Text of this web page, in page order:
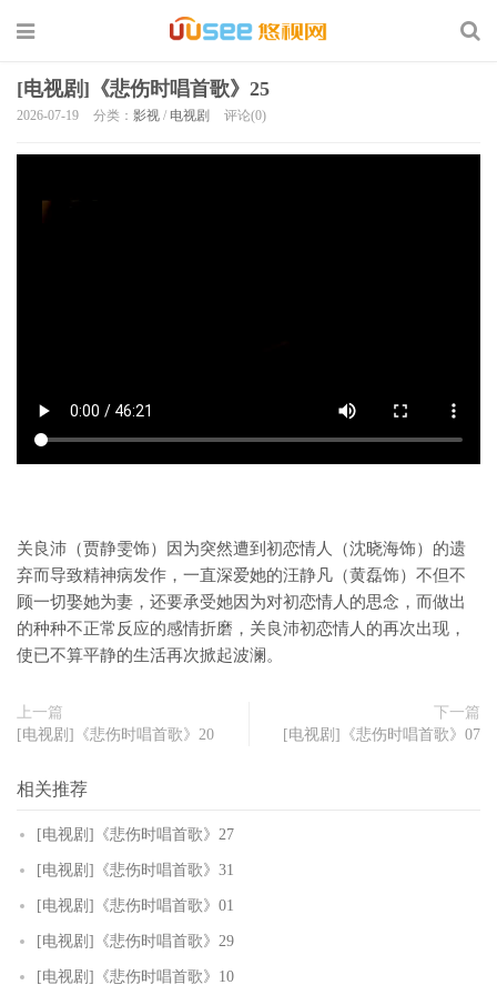
[电视剧]《悲伤时唱首歌》25
2026-07-19 分类： 影视 / 电视剧 评论(0)
关良沛（贾静雯饰）因为突然遭到初恋情人（沈晓海饰）的遗
弃而导致精神病发作，一直深爱她的汪静凡（黄磊饰）不但不
顾一切娶她为妻，还要承受她因为对初恋情人的思念，而做出
的种种不正常反应的感情折磨，关良沛初恋情人的再次出现，
使已不算平静的生活再次掀起波澜。
上一篇
[电视剧]《悲伤时唱首歌》20
下一篇
[电视剧]《悲伤时唱首歌》07
相关推荐
[电视剧]《悲伤时唱首歌》27
[电视剧]《悲伤时唱首歌》31
[电视剧]《悲伤时唱首歌》01
[电视剧]《悲伤时唱首歌》29
[电视剧]《悲伤时唱首歌》10